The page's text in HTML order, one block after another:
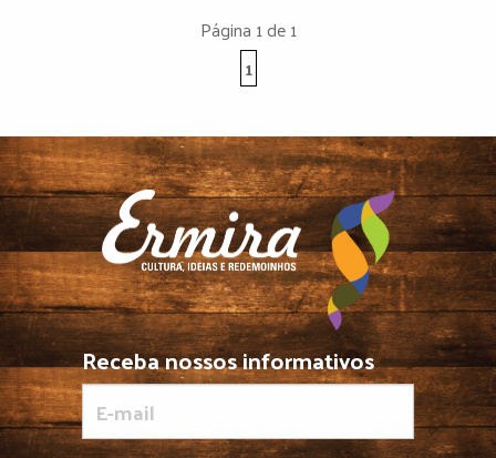
Página 1 de 1
1
Receba nossos informativos